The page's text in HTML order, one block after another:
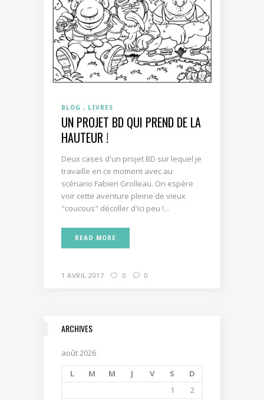
BLOG LIVRES
UN PROJET BD QUI PREND DE LA
HAUTEUR !
Deux cases d'un projet BD sur lequel je
travaille en ce moment avec au
scénario Fabien Grolleau. On espère
voir cette aventure pleine de vieux
"coucous" décoller d'ici peu !...
READ MORE
1 AVRIL 2017 0 0
ARCHIVES
août 2026
L
M M J V S
D
1
2